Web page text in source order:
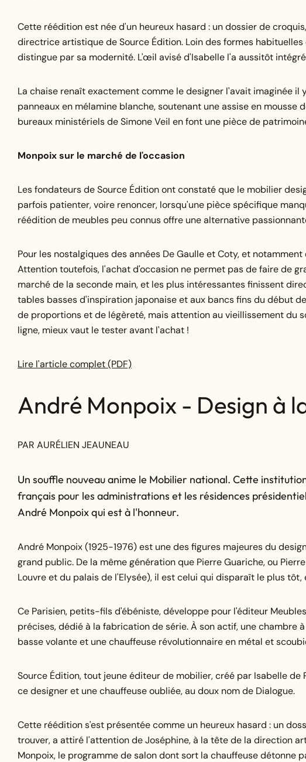
Cette réédition est née d'un heureux hasard : un dossier de
directrice artistique de Source Édition. Loin des formes
distingue par sa modernité. L'œil avisé d'Isabelle l'a aussitôt
La chaise renaît exactement comme le designer l'avait imaginée
panneaux en mélamine blanche, soutenant une assise en
bureaux ministériels de Simone Veil en font une pièce de
Monpoix sur le marché de l'occasion
Les fondateurs de Source Édition ont constaté que le mobilier
parfois patienter, voire renoncer, lorsqu'une pièce spécifique
réédition de meubles peu connus offre une alternative
Pour les nostalgiques des années De Gaulle et Coty, et
Attention toutefois, l'achat d'occasion ne permet pas de faire de
marché de la seconde main, et les plus intéressantes finissent
tables basses d'inspiration japonaise et aux bancs fins du début
de proportions et de légèreté, mais attention au vieillissement du
ligne, mieux vaut le tester avant l'achat !
Lire l'article complet (PDF)
André Monpoix - Design à
PAR AURÉLIEN JEAUNEAU
Un souffle nouveau anime le Mobilier national. Cette
français pour les administrations et les résidences
André Monpoix qui est à l'honneur.
André Monpoix (1925-1976) est une des figures majeures du
grand public. De la même génération que Pierre Guariche, ou
Louvre et du palais de l'Elysée), il est celui qui disparaît le plus tôt,
Ce Parisien, petits-fils d'ébéniste, développe pour l'éditeur
précises, dédié à la fabrication de série. À son actif, une chambre
basse volante et une chauffeuse révolutionnaire en métal et
Source Édition, tout jeune éditeur de mobilier, créé par Isabelle
ce designer et une chauffeuse oubliée, au doux nom de Dialogue.
Cette réédition s'est présentée comme un heureux hasard : un
trouver, a attiré l'attention de Joséphine, à la tête de la direction
Monpoix, le programme de salon dont sort la chauffeuse détonne